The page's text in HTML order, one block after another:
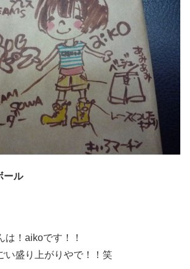
ール
は！aikoです！！
い盛り上がりやで！！笑